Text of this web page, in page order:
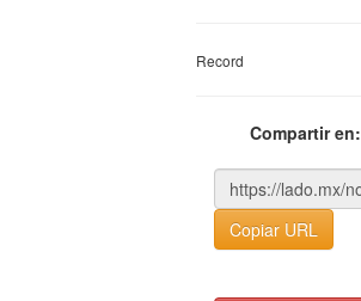
Record
Compartir en:
Copiar URL